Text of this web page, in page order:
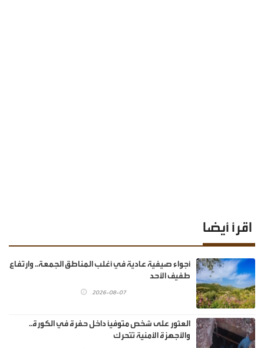
اقرأ أيضا
أجواء صيفية عادية في أغلب المناطق الجمعة.. وارتفاع
طفيف الأحد
2026-08-07
العثور على شخص متوفيًا داخل حفرة في الكورة..
والأجهزة الأمنية تتحرك